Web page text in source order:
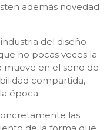
además novedad
del diseño
no pocas veces la
mueve en el seno de
compartida,
época.
las
de la forma que